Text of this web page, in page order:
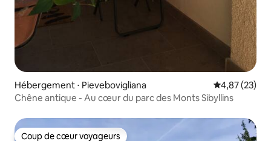
Hébergement ⋅ Pievebovigliana Évaluation
4,87 (23)
Chêne antique - Au cœur du parc des Monts Sibyllins
Coup de cœur voyageurs